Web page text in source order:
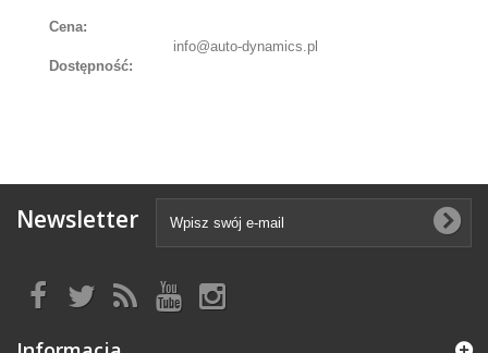
Cena:
info@auto-dynamics.pl
Dostępność:
Newsletter